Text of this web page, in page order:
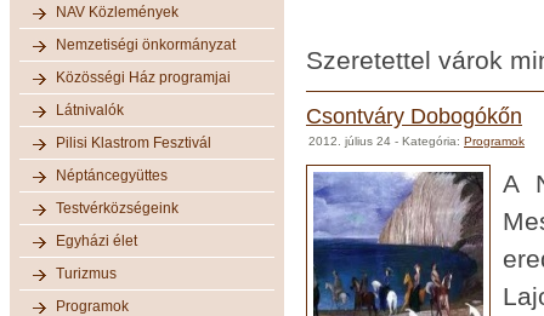
NAV Közlemények
Nemzetiségi önkormányzat
Közösségi Ház programjai
Látnivalók
Pilisi Klastrom Fesztivál
Néptáncegyüttes
Testvérközségeink
Egyházi élet
Turizmus
Programok
Szeretettel várok
Csontváry Dobogókőn
2012. július 24 - Kategória: Programok
A